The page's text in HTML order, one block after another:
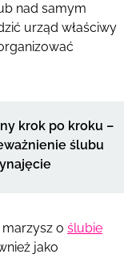
nad samym
urząd właściwy
krok po kroku –
ślubu
o ślubie
jako